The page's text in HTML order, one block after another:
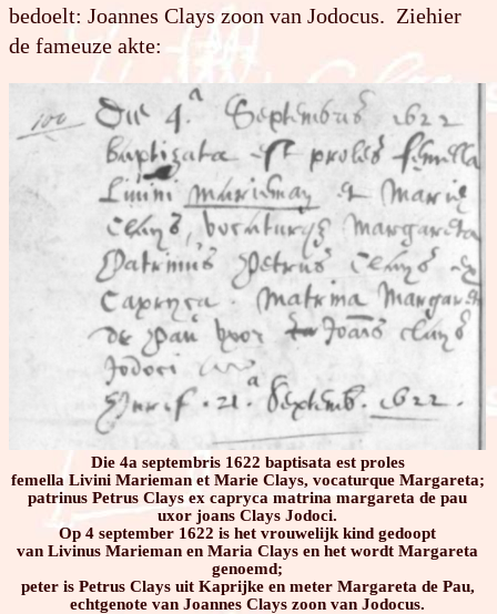
bedoelt: Joannes Clays zoon van Jodocus. Ziehier
de fameuze akte:
Die 4a septembris 1622 baptisata est proles
femella Livini Marieman et Marie Clays, vocaturque Margareta;
patrinus Petrus Clays ex capryca matrina margareta de pau
uxor joans Clays Jodoci.
Op 4 september 1622 is het vrouwelijk kind gedoopt
van Livinus Marieman en Maria Clays en het wordt Margareta
genoemd;
peter is Petrus Clays uit Kaprijke en meter Margareta de Pau,
echtgenote van Joannes Clays zoon van Jodocus.